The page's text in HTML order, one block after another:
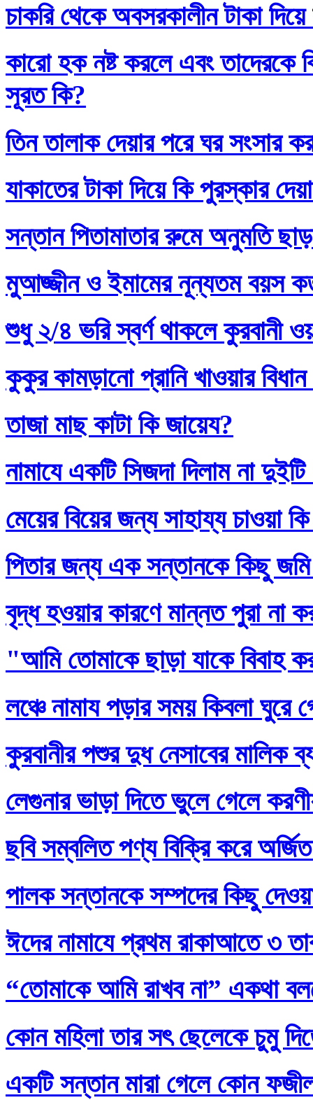
চাকরি থেকে অবসরকালীন টাকা
কারো হক নষ্ট করলে এবং তাদেরকে
সূরত কি?
তিন তালাক দেয়ার পরে ঘর সংসার
যাকাতের টাকা দিয়ে কি পুরস্কার
সন্তান পিতামাতার রুমে অনুমতি
মুআজ্জীন ও ইমামের নূন্যতম বয়স
শুধু ২/৪ ভরি স্বর্ণ থাকলে কুরবানী
কুকুর কামড়ানো প্রানি খাওয়ার
তাজা মাছ কাটা কি জায়েয?
নামাযে একটি সিজদা দিলাম না
মেয়ের বিয়ের জন্য সাহায্য চাওয়া
পিতার জন্য এক সন্তানকে কিছু জমি
বৃদ্ধ হওয়ার কারণে মান্নত পুরা না
"আমি তোমাকে ছাড়া যাকে
লঞ্চে নামায পড়ার সময় কিবলা ঘুরে
কুরবানীর পশুর দুধ নেসাবের মালিক
লেগুনার ভাড়া দিতে ভুলে গেলে
ছবি সম্বলিত পণ্য বিক্রি করে
পালক সন্তানকে সম্পদের কিছু
ঈদের নামাযে প্রথম রাকাআতে ৩
“তোমাকে আমি রাখব না” একথা
কোন মহিলা তার সৎ ছেলেকে চুমু
একটি সন্তান মারা গেলে কোন